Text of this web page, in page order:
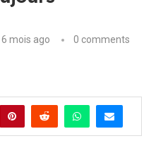
6 mois ago 0 comments